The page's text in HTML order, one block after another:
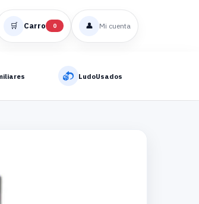
🛒 Carro 0 👤 Mi cuenta
LudoUsados